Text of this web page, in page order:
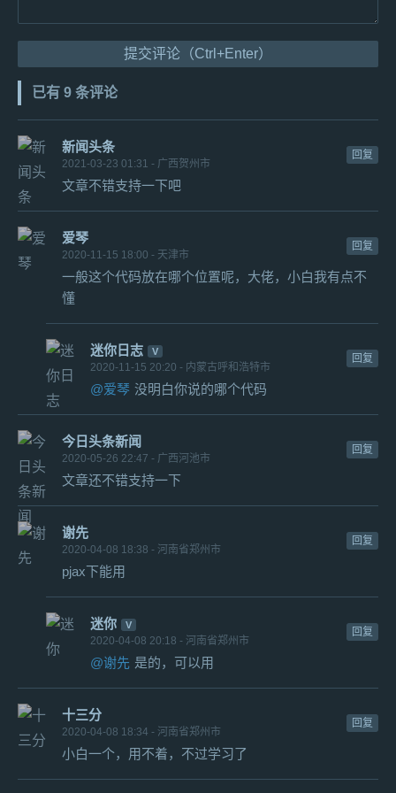
提交评论（Ctrl+Enter）
已有 9 条评论
新闻头条
2021-03-23 01:31 - 广西贺州市
回复
文章不错支持一下吧
爱琴
2020-11-15 18:00 - 天津市
回复
一般这个代码放在哪个位置呢，大佬，小白我有点不
懂
迷你日志
2020-11-15 20:20 - 内蒙古呼和浩特市
回复
@爱琴 没明白你说的哪个代码
今日头条新闻
2020-05-26 22:47 - 广西河池市
回复
文章还不错支持一下
谢先
2020-04-08 18:38 - 河南省郑州市
回复
pjax下能用
迷你
2020-04-08 20:18 - 河南省郑州市
回复
@谢先 是的，可以用
十三分
2020-04-08 18:34 - 河南省郑州市
回复
小白一个，用不着，不过学习了